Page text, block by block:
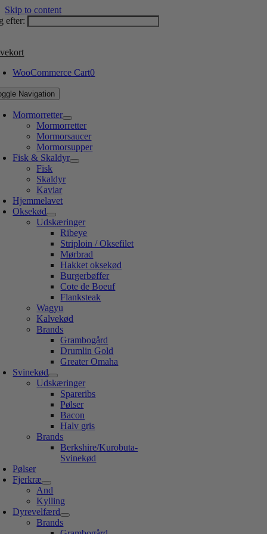
Skip to content
efter:
WooCommerce Cart0
Navigation
Mormorretter
Mormorretter
Mormorsaucer
Mormorsupper
Fisk & Skaldyr
Fisk
Skaldyr
Kaviar
Hjemmelavet
Oksekød
Udskæringer
Ribeye
Striploin / Oksefilet
Mørbrad
Hakket oksekød
Burgerbøffer
Cote de Boeuf
Flanksteak
Wagyu
Kalvekød
Brands
Grambogård
Drumlin Gold
Greater Omaha
Svinekød
Udskæringer
Spareribs
Pølser
Bacon
Halv gris
Brands
Berkshire/Kurobuta-
Svinekød
Pølser
Fjerkræ
And
Kylling
Dyrevelfærd
Brands